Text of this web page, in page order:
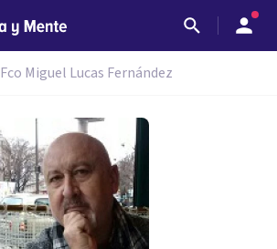
Fco Miguel Lucas Fernández